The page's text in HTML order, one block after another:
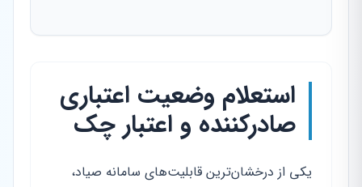
استعلام وضعیت اعتباری
صادرکننده و اعتبار چک
یکی از درخشان‌ترین قابلیت‌های سامانه صیاد،